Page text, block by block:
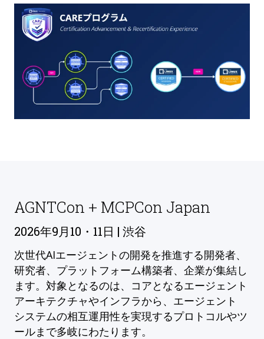
AGNTCon + MCPCon Japan
2026年9月10・11日 | 渋谷
次世代AIエージェントの開発を推進する開発者、
研究者、プラットフォーム構築者、企業が集結し
ます。対象となるのは、コアとなるエージェント
アーキテクチャやインフラから、エージェント
システムの相互運用性を実現するプロトコルやツ
ールまで多岐にわたります。